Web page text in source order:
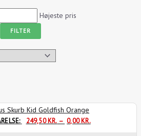
Højeste pris
FILTER
249,50KR. – 0,00KR.